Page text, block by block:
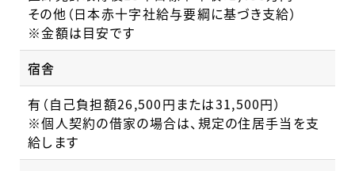
その他（日本赤十字社給与要綱に基づき支給）
※金額は目安です
宿舎
有（自己負担額26,500円または31,500円）
※個人契約の借家の場合は、規定の住居手当を支
給します